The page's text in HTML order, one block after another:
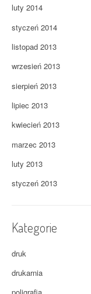
luty 2014
styczeń 2014
listopad 2013
wrzesień 2013
sierpień 2013
lipiec 2013
kwiecień 2013
marzec 2013
luty 2013
styczeń 2013
Kategorie
druk
drukarnia